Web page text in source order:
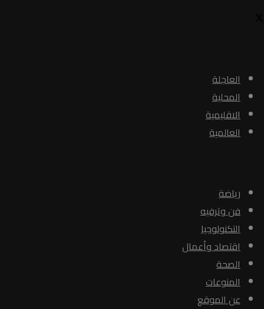
العاجلة
المحلية
الاقليمية
العالمية
رياضة
فن وترفيه
التكنولوجيا
اقتصاد وأعمال
الصحة
المنوعات
عن الموقع